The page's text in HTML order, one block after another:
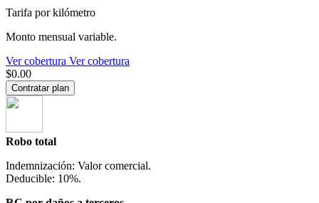
Tarifa por kilómetro
Monto mensual variable.
Ver cobertura Ver cobertura
$0.00
Contratar plan
Robo total
Indemnización: Valor comercial.
Deducible: 10%.